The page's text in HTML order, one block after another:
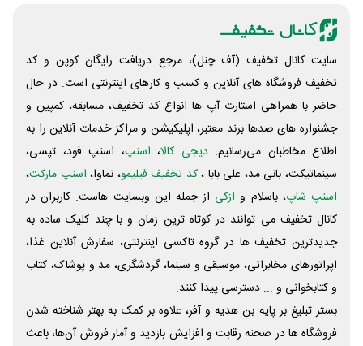
سایت کانال تخفیف (آف چنل)، مرجع دریافت رایگان کوپن و کد
تخفیف فروشگاه های آنلاین و کسب و‌ کارهای اینترنتی است. در حال
حاضر با همراهی استارت آپ ها انواع کد تخفیف، مسابقه، کمپین و
جشنواره های صدها برند معتبر، اپلیکیشن و مراکز خدمات آنلاین را به
اطلاع مخاطبان می‌رسانیم. دیجی کالا، اسنپ، اسنپ فود، تپسی،
سینماتیکت، بانی مد، علی‌ بابا ،کد تخفیف فیلیمو، نماوا، اسنپ مارکت،
اسنپ شاپ، باسلام و ازکی از جمله این وبسایت ‌هاست. کاربران در
کانال تخفیف می توانند در کوتاه ترین زمان و با چند کلیک ساده به
جدیدترین تخفیف ها در گروه تاکسی اینترنتی، سفارش آنلاین غذا،
اپراتورهای مخابراتی، موسیقی و سینما، گردشگری، مد و پوشاک، کتاب
و کتابخوانی و ... دسترسی پیدا کنند.
بستر تبلیغ بر پایه بن هدیه و آفر، علاوه بر کمک به بهتر شناخته شدن
فروشگاه ها در صحنه رقابت و افزایش بازدید و آمار فروش آن‌ها، باعث